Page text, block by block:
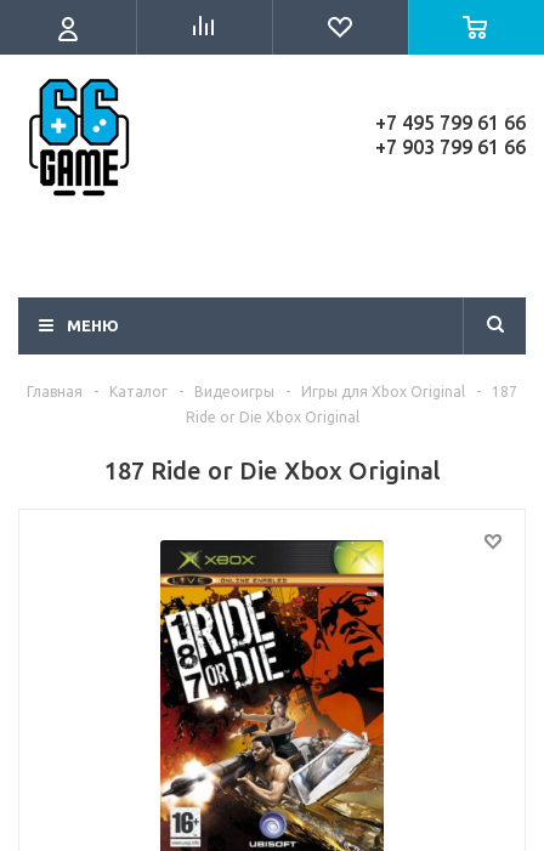
+7 495 799 61 66
+7 903 799 61 66
МЕНЮ
Главная - Каталог - Видеоигры - Игры для Xbox Original -
187
Ride or Die Xbox Original
187 Ride or Die Xbox Original